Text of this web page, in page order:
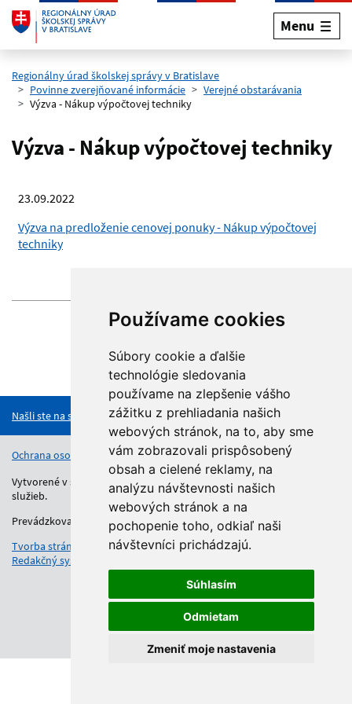
Používame cookies
Súbory cookie a ďalšie
technológie sledovania
používame na zlepšenie vášho
zážitku z prehliadania našich
webových stránok, na to, aby sme
vám zobrazovali prispôsobený
obsah a cielené reklamy, na
analýzu návštevnosti našich
webových stránok a na
pochopenie toho, odkiaľ naši
návštevníci prichádzajú.
Súhlasím
Odmietam
Zmeniť moje nastavenia
Preskočiť na hlavný obsah
Menu
Regionálny úrad školskej správy v Bratislave
Povinne zverejňované informácie
Verejné obstarávania
Výzva - Nákup výpočtovej techniky
Výzva - Nákup výpočtovej techniky
23.09.2022
Výzva na predloženie cenovej ponuky - Nákup výpočtovej
techniky
Našli ste na stránke chybu?
Ochrana osobných údajov Vyhlásenie o prístupnosti Kontakt
Vytvorené v súlade s Jednotným dizajn manuálom elektronických
služieb.
Prevádzkovateľom služby je Regionálny úrad školskej správy.
Tvorba stránok
: Aglo Solutions
Redakčný systém